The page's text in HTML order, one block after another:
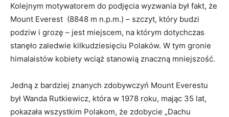
Kolejnym motywatorem do podjęcia wyzwania był fakt, że
Mount Everest (8848 m n.p.m.) – szczyt, który budzi
podziw i grozę – jest miejscem, na którym dotychczas
stanęło zaledwie kilkudziesięciu Polaków. W tym gronie
himalaistów kobiety wciąż stanowią znaczną mniejszość.
Jedną z bardziej znanych zdobywczyń Mount Everestu
był Wanda Rutkiewicz, która w 1978 roku, mając 35 lat,
pokazała wszystkim Polakom, że zdobycie „Dachu